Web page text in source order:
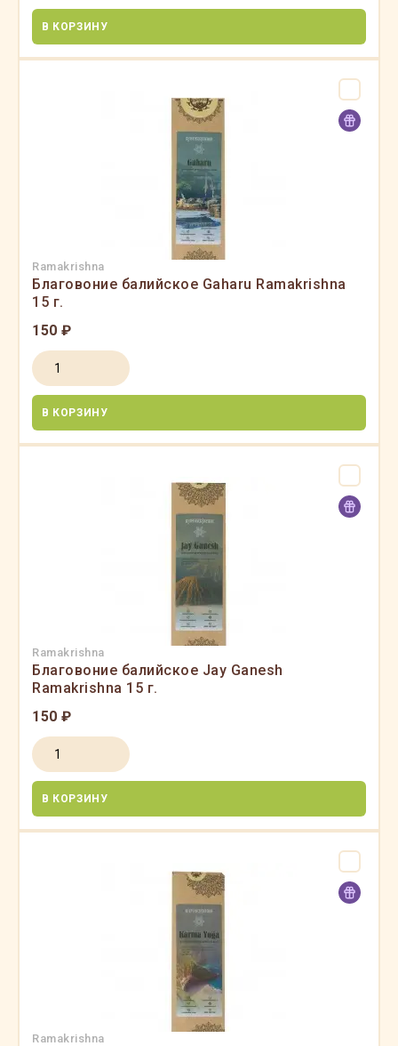
В КОРЗИНУ
Ramakrishna
Благовоние балийское Gaharu Ramakrishna
15 г.
150 ₽
В КОРЗИНУ
Ramakrishna
Благовоние балийское Jay Ganesh
Ramakrishna 15 г.
150 ₽
В КОРЗИНУ
Ramakrishna